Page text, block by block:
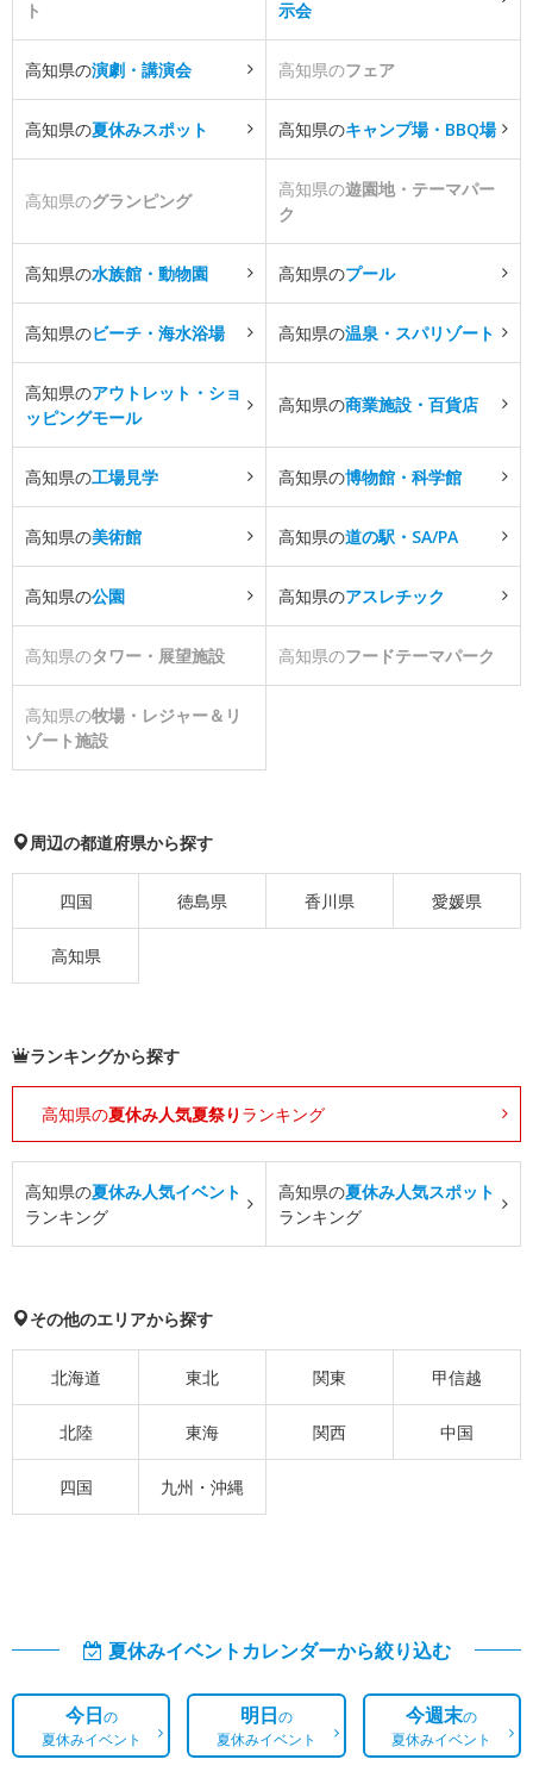
ト
示会
高知県の演劇・講演会 高知県のフェア
高知県の夏休みスポット 高知県のキャンプ場・BBQ場
高知県のグランピング
高知県の遊園地・テーマパー
ク
高知県の水族館・動物園 高知県のプール
高知県のビーチ・海水浴場 高知県の温泉・スパリゾート
高知県のアウトレット・ショ
ッピングモール
高知県の商業施設・百貨店
高知県の工場見学 高知県の博物館・科学館
高知県の美術館 高知県の道の駅・SA/PA
高知県の公園 高知県のアスレチック
高知県のタワー・展望施設 高知県のフードテーマパーク
高知県の牧場・レジャー＆リ
ゾート施設
周辺の都道府県から探す
四国 徳島県 香川県 愛媛県
高知県
ランキングから探す
高知県の夏休み人気夏祭り ランキング
高知県の夏休み人気イベント
ランキング
高知県の夏休み人気スポット
ランキング
その他のエリアから探す
北海道 東北 関東 甲信越
北陸 東海 関西 中国
四国 九州・沖縄
夏休みイベントカレンダーから絞り込む
今日の
夏休みイベント
明日の
夏休みイベント
今週末の
夏休みイベント